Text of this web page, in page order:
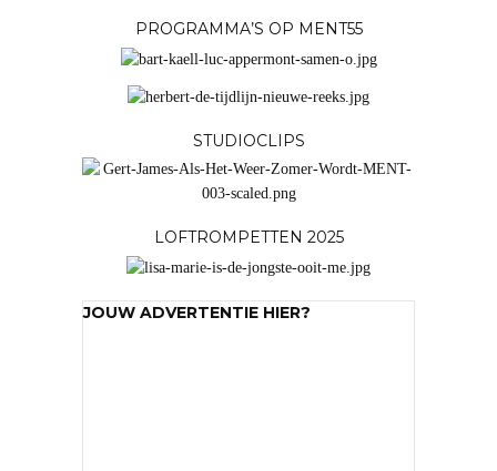
PROGRAMMA’S OP MENT55
STUDIOCLIPS
LOFTROMPETTEN 2025
JOUW ADVERTENTIE HIER?